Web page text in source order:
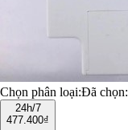
Chọn phân loại:Đã chọn:
24h/7
477.400₫